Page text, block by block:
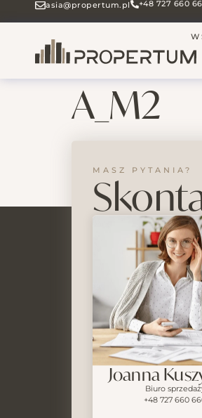
asia@propertum.pl +48 727 660
W
A_M2
MASZ PYTANIA?
Joanna
Biuro
+48 727 660